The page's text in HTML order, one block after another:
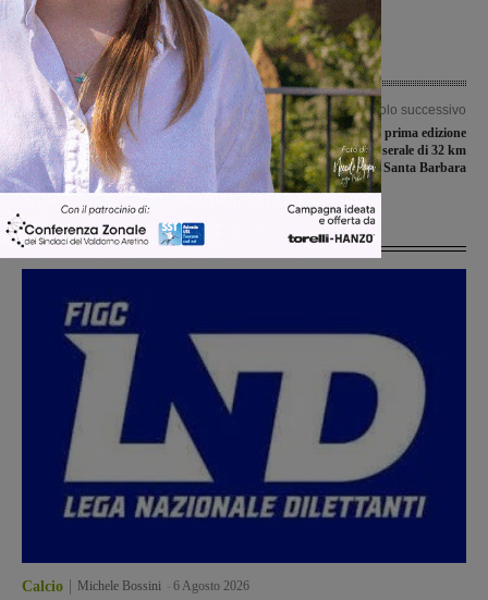
Articolo precedente
Con alcuni giovani in quota il
Terranuova Traiana ha chiuso il
mercato
Articolo successivo
Miniera di notte: la prima edizione
della pedalata serale di 32 km
nell’area mineraria di Santa Barbara
Ultime Notizie
Calcio Michele Bossini 6 Agosto 2026